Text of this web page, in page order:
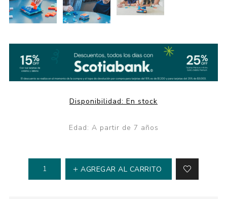
Disponibilidad: En stock
Edad: A partir de 7 años
AGREGAR AL CARRITO